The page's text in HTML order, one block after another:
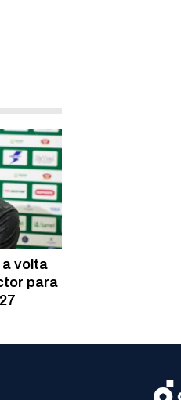
a volta
para